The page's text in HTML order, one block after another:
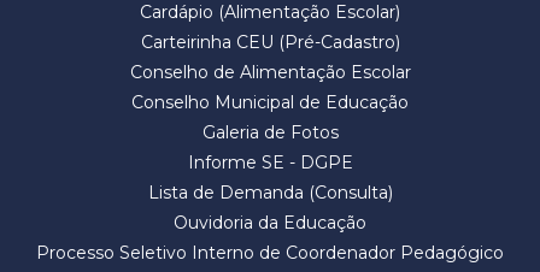
Cardápio (Alimentação Escolar)
Carteirinha CEU (Pré-Cadastro)
Conselho de Alimentação Escolar
Conselho Municipal de Educação
Galeria de Fotos
Informe SE - DGPE
Lista de Demanda (Consulta)
Ouvidoria da Educação
Processo Seletivo Interno de Coordenador Pedagógico